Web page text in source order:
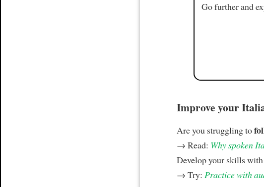
Go further and
Improve your
Are you struggling to
→ Read: Why spoken
Develop your skills with
→ Try: Practice with